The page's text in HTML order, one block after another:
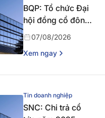
BQP: Tổ chức Đại
hội đồng cổ đông
thường niên năm
2026
07/08/2026
Xem ngay
Tin doanh nghiệp
SNC: Chi trả cổ